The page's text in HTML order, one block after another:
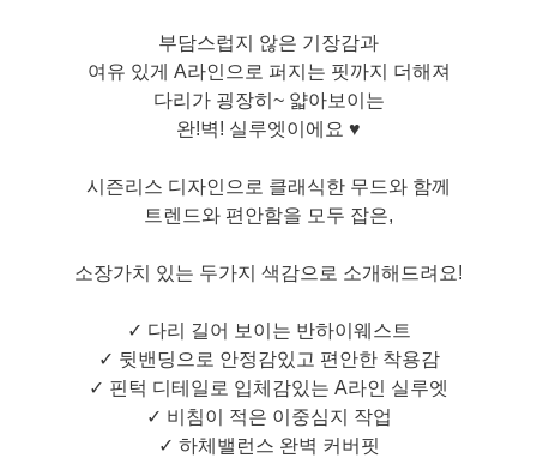
부담스럽지 않은 기장감과
여유 있게 A라인으로 퍼지는 핏까지 더해져
다리가 굉장히~ 얇아보이는
완!벽! 실루엣이에요 ♥
시즌리스 디자인으로 클래식한 무드와 함께
트렌드와 편안함을 모두 잡은,
소장가치 있는 두가지 색감으로 소개해드려요!
✓ 다리 길어 보이는 반하이웨스트
✓ 뒷밴딩으로 안정감있고 편안한 착용감
✓ 핀턱 디테일로 입체감있는 A라인 실루엣
✓ 비침이 적은 이중심지 작업
✓ 하체밸런스 완벽 커버핏